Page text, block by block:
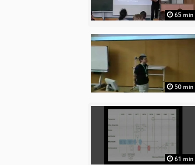
65 min
50 min
61 min